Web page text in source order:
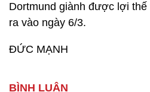
Dortmund giành được lợi
ra vào ngày 6/3.
ĐỨC MẠNH